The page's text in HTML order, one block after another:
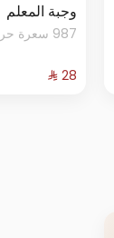
وجبة المعلم
987 سعرة حرارية